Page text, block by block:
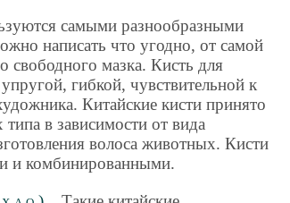
самыми разнообразными
написать что угодно, от самой
свободного мазка. Кисть для
гибкой, чувствительной к
Китайские кисти принято
в зависимости от вида
волоса животных. Кисти
и комбинированными.